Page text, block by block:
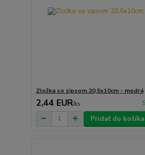
Zložka so zipsom 20,5x10cm - modrá
2,44 EUR/ks
Pridať do košíka